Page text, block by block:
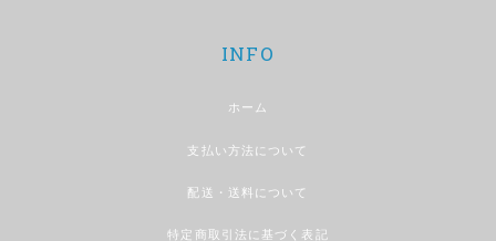
INFO
ホーム
支払い方法について
配送・送料について
特定商取引法に基づく表記